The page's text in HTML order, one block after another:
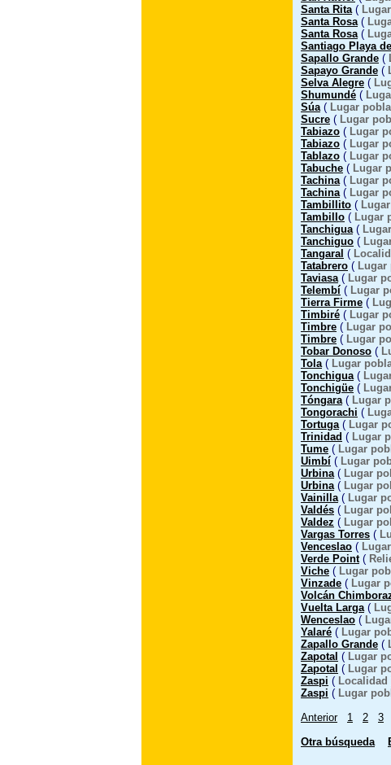
Santa Rita(
Santa Rosa(
Santa Rosa(
Santiago Playa
Sapallo Grande (
Sapayo Grande (
Selva Alegre (
Shumundé (
Súa( Lugar
Sucre ( Lugar
Tabiazo ( Lugar
Tabiazo ( Lugar
Tablazo ( Lugar
Tabuche ( Lugar
Tachina( Lugar
Tachina( Lugar
Tambillito (
Tambillo ( Lugar
Tanchigua(
Tanchiguo (
Tangaral (
Tatabrero ( Lugar
Taviasa( Lugar
Telembí ( Lugar
Tierra Firme (
Timbiré ( Lugar
Timbre ( Lugar
Timbre ( Lugar
Tobar Donoso (
Tola( Lugar
Tonchigua(
Tonchigüe (
Tóngara( Lugar
Tongorachi (
Tortuga( Lugar
Trinidad ( Lugar
Tume ( Lugar
Uimbí ( Lugar
Urbina( Lugar
Urbina( Lugar
Vainilla( Lugar
Valdés ( Lugar
Valdez ( Lugar
Vargas Torres (
Venceslao (
Verde Point(
Viche ( Lugar
Vinzade ( Lugar
Volcán
Vuelta Larga(
Wenceslao (
Yalaré ( Lugar
Zapallo Grande (
Zapotal ( Lugar
Zapotal ( Lugar
Zaspi ( Localidad
Zaspi ( Lugar
Anterior
1 2 3
Otra búsqueda